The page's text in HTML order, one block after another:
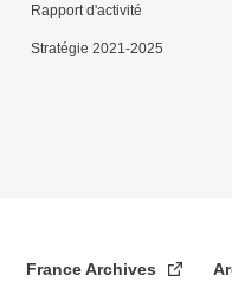
Rapport d'activité
Stratégie 2021-2025
France Archives